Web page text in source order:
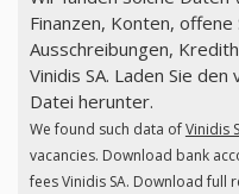
Finanzen, Konten,
Ausschreibungen,
Vinidis SA. Laden Sie
Datei herunter.
We found such data ofVinidis
vacancies. Download bank
fees Vinidis SA. Download full